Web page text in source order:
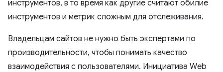
инструментов, в то время как другие считают обилие
инструментов и метрик сложным для отслеживания.
Владельцам сайтов не нужно быть экспертами по
производительности, чтобы понимать качество
взаимодействия с пользователями. Инициатива Web